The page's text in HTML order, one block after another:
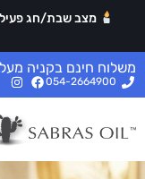
מצב שבת/חג פעיל
משלוח חינם בקניה מעל 299 ש”ח
054-2664900